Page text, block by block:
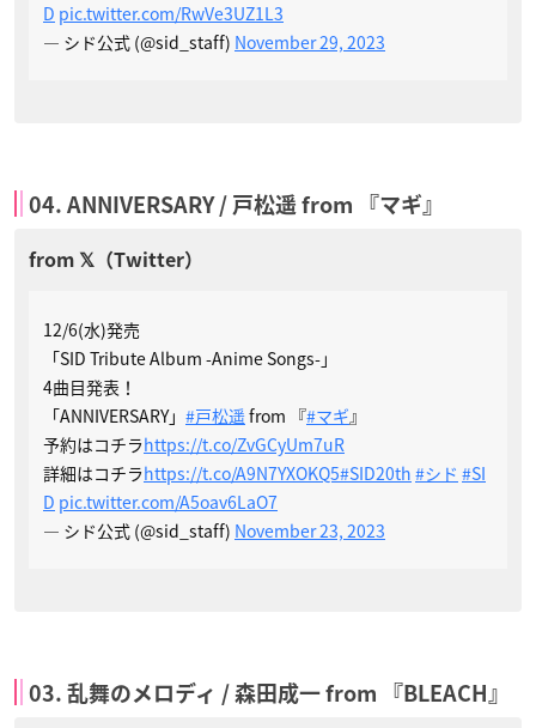
D pic.twitter.com/RwVe3UZ1L3
— シド公式 (@sid_staff) November 29, 2023
04. ANNIVERSARY / 戸松遥 from 『マギ』
12/6(水)発売
「SID Tribute Album -Anime Songs-」
4曲目発表！
「ANNIVERSARY」 #戸松遥from 『#マギ』
予約はコチラhttps://t.co/ZvGCyUm7uR
詳細はコチラhttps://t.co/A9N7YXOKQ5#SID20th #シド #SI
D pic.twitter.com/A5oav6LaO7
— シド公式 (@sid_staff) November 23, 2023
03. 乱舞のメロディ / 森田成一 from 『BLEACH』